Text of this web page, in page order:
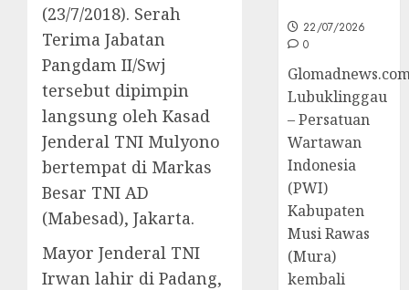
(23/7/2018). Serah
Terima Jabatan
Pangdam II/Swj
tersebut dipimpin
langsung oleh Kasad
Jenderal TNI Mulyono
bertempat di Markas
Besar TNI AD
(Mabesad), Jakarta.
Mayor Jenderal TNI
Irwan lahir di Padang,
22/07/2026
0
Lubuklinggau
– Persatuan
Wartawan
Indonesia
(PWI)
Kabupaten
Musi Rawas
(Mura)
kembali